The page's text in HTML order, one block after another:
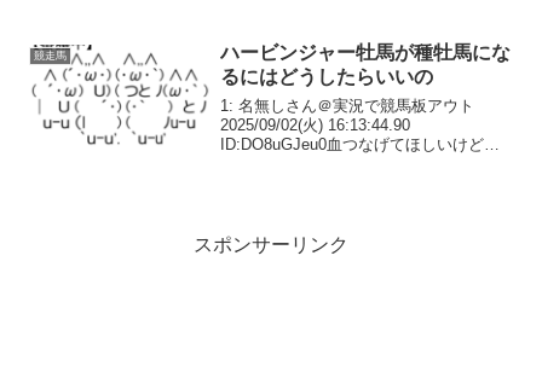
競走馬
ハービンジャー牡馬が種牡馬にな
るにはどうしたらいいの
1: 名無しさん＠実況で競馬板アウト
2025/09/02(火) 16:13:44.90
ID:DO8uGJeu0血つなげてほしいけどな
スポンサーリンク